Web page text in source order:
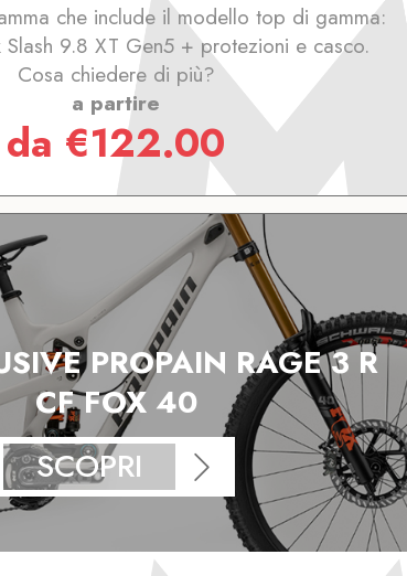
che include il modello top di gamma:
Slash 9.8 XT Gen5 + protezioni e casco.
Cosa chiedere di più?
a partire
da €122.00
PROPAIN RAGE 3 R
CF FOX 40
SCOPRI